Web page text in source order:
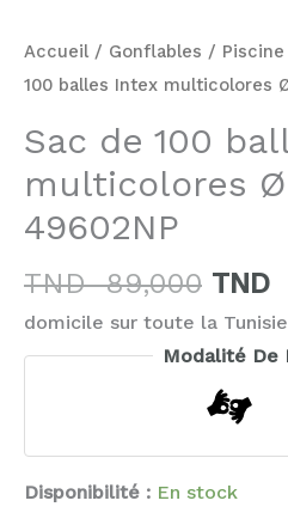
Accueil / Gonflables /
100 balles Intex multicolores
Sac de 100
multicolores
49602NP
TND89,000 TND
domicile sur toute la
Modalité De
Disponibilité : En stock